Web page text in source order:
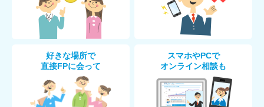
好きな場所で
直接FPに会って
スマホやPCで
オンライン相談も